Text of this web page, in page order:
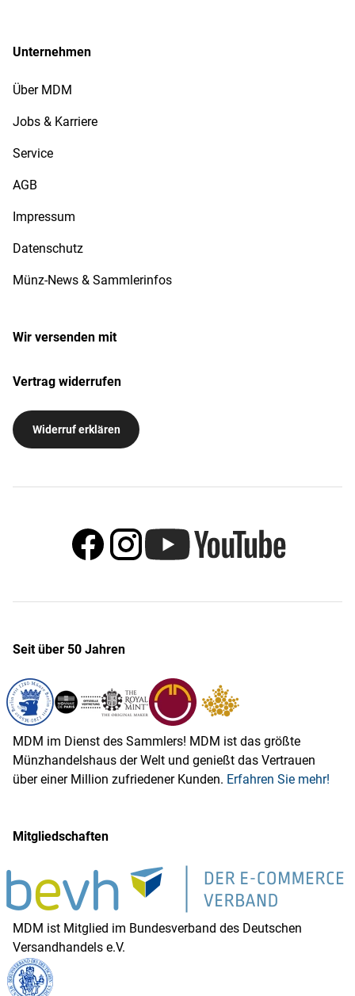
Unternehmen
Über MDM
Jobs & Karriere
Service
AGB
Impressum
Datenschutz
Münz-News & Sammlerinfos
Wir versenden mit
Vertrag widerrufen
Widerruf erklären
Seit über 50 Jahren
MDM im Dienst des Sammlers! MDM ist das größte
Münzhandelshaus der Welt und genießt das Vertrauen
über einer Million zufriedener Kunden. Erfahren Sie mehr!
Mitgliedschaften
MDM ist Mitglied im Bundesverband des Deutschen
Versandhandels e.V.